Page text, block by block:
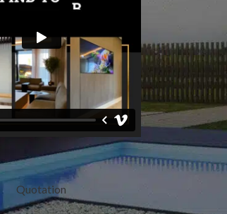
Quotation